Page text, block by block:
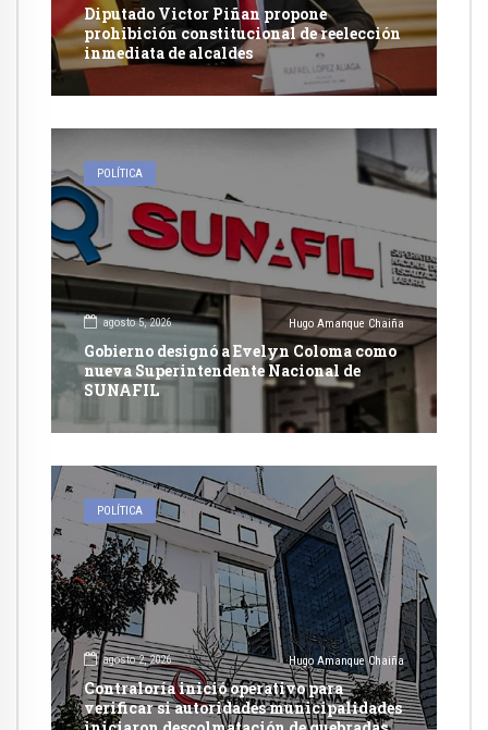
Diputado Victor Piñan propone
prohibición constitucional de reelección
inmediata de alcaldes
POLÍTICA
agosto 5, 2026 Hugo Amanque Chaiña
Gobierno designó a Evelyn Coloma como
nueva Superintendente Nacional de
SUNAFIL
POLÍTICA
agosto 2, 2026 Hugo Amanque Chaiña
Contraloría inició operativo para
verificar si autoridades municipalidades